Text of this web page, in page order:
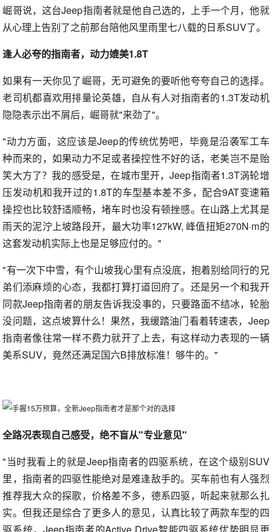
崛哥说，这台Jeep指南者就是他自己选的，上手一个月，他就
从心理上告别了之前那台陪他风里雨里七八载的日系SUV了。
逢人必夸的指南者，动力媲美1.8T
如果有一天你见了崛哥，无可避免的要听他夸夸自己的选择。
老司机都喜欢用排量论英雄，自从有人对指南者的1.3T发动机
隐隐表示出不屑后，崛哥就"来劲了"。
"动力方面，这应该是Jeep的传统优势吧，毕竟是沿袭军工车
种而来的，如果动力不足或者操控性不好的话，老美岂不是贻
笑大方了？我的感受是，在城市里开，Jeep指南者1.3T涡轮增
压发动机和我开过的1.8T的车型基本差不多，配合9AT变速箱
操控也比较舒适顺畅，堵车时也没有顿挫感。在山路上尤其是
雨天的泥泞上坡路段开，最大功率127kW, 峰值扭矩270N·m的
这套发动机实际上也是足够应付的。"
"有一次下中雪，有个山坡我心里有点没底，抱着别给同行的兄
弟们添麻烦的心态，我都打算打道回府了。还是另一个和我开
同款Jeep指南者的朋友告诉我没事的，只要路面不结冰，轮胎
没问题，这点坡算什么！果然，我缓踏油门看着转速表，Jeep
指南者像往常一样不费力就开了上去，有这样动力表现的一辆
美系SUV，竟然还满足国六B排放标准！够牛的。"
全路况表现自己感受，绝不盲从"专业意见"
"当时我看上的就是Jeep指南者的四驱系统，在这个级别SUV
里，指南者的四驱性能绝对是难逢敌手的。买车前也有人强烈
推荐我大众的探歌，价格差不多，德系四驱，听起来就那么扎
实。但我还是综合了更多人的意见，认真比较了两款车型的四